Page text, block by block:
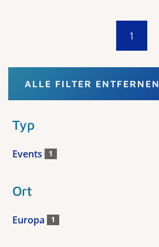
1
ALLE FILTER ENTFERNEN
Typ
Events 1
Ort
Europa 1